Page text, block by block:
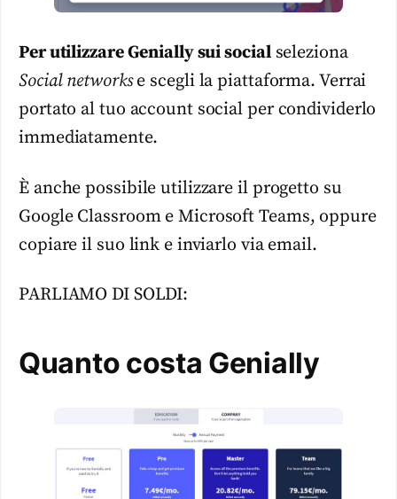
Per utilizzare Genially sui socialseleziona
Social networkse scegli la piattaforma. Verrai
portato al tuo account social per condividerlo
immediatamente.
È anche possibile utilizzare il progetto su
Google Classroom e Microsoft Teams, oppure
copiare il suo link e inviarlo via email.
PARLIAMO DI SOLDI:
Quanto costa Genially